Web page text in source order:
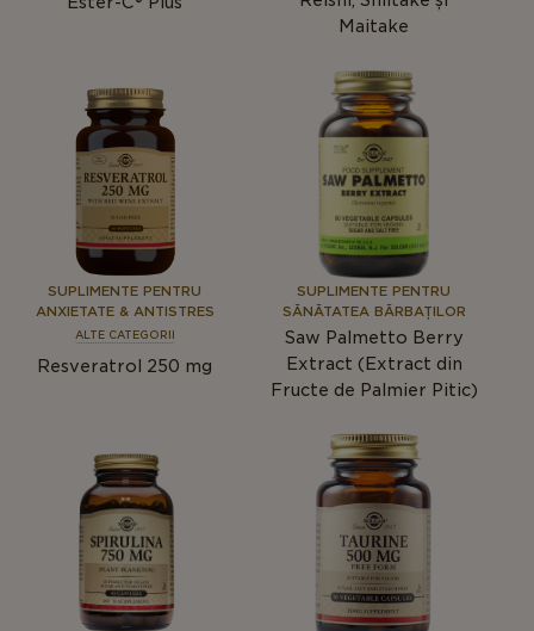
Maitake
SUPLIMENTE PENTRU
ANXIETATE & ANTISTRES
ALTE CATEGORII
Resveratrol 250 mg
SUPLIMENTE PENTRU
SĂNĂTATEA BĂRBAȚILOR
Saw Palmetto Berry
Extract (Extract din
Fructe de Palmier Pitic)